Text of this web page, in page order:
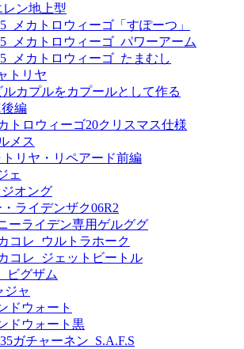
レン地上型
メカトロウィーゴ「すぽーつ」
メカトロウィーゴ_パワーアーム
メカトロウィーゴ_たまむし
トリヤ
ルカプルをカプールとして作る
編
トロウィーゴ20クリスマス仕様
メス
リヤ・リペアード前編
ェ
オング
ライデンザク06R2
ーライデン専用ゲルググ
コレ_ウルトラホーク
コレ_ジェットビートル
ビグザム
ジャ
ドウォート
ドウォート黒
ガチャーネン_S.A.F.S